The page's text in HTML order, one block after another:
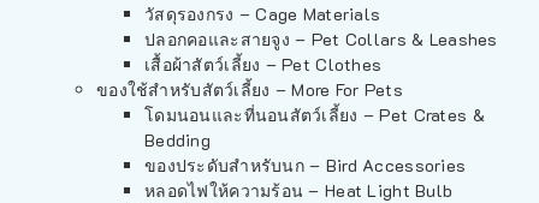
วัสดุรองกรง – Cage Materials
ปลอกคอและสายจูง – Pet Collars & Leashes
เสื้อผ้าสัตว์เลี้ยง – Pet Clothes
ของใช้สำหรับสัตว์เลี้ยง – More For Pets
โดมนอนและที่นอนสัตว์เลี้ยง – Pet Crates &
Bedding
ของประดับสำหรับนก – Bird Accessories
หลอดไฟให้ความร้อน – Heat Light Bulb